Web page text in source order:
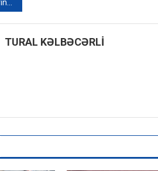
TURAL KƏLBƏCƏRLİ